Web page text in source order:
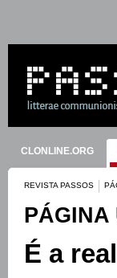
CLONLINE.ORG
REVISTA PASSOS
PÁGINA
É a